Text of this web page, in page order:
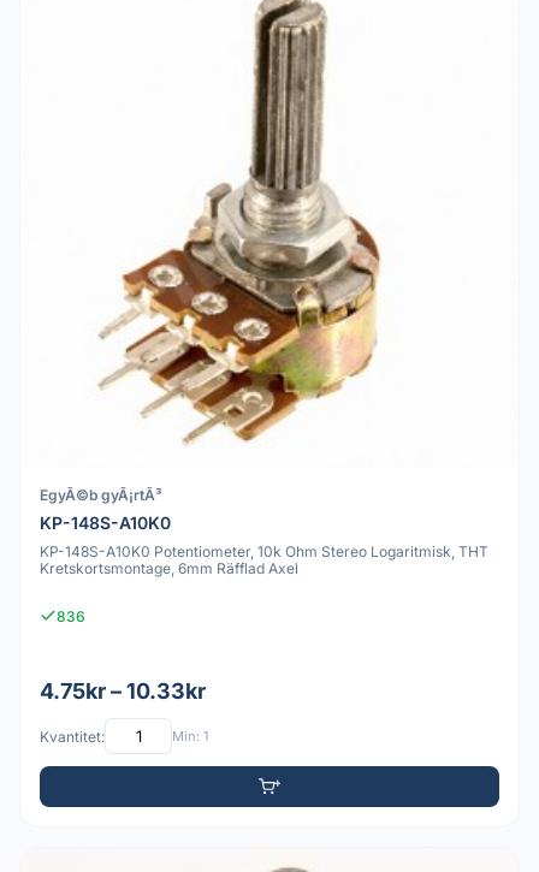
EgyÃ©b gyÃ¡rtÃ³
KP-148S-A10K0
KP-148S-A10K0 Potentiometer, 10k Ohm Stereo Logaritmisk, THT
Kretskortsmontage, 6mm Räfflad Axel
836
4.75kr – 10.33kr
Kvantitet: Min: 1